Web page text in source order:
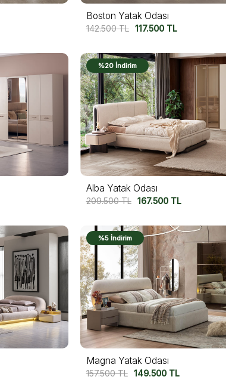
Boston Yatak Odası
142.500TL 117.500TL
%20 İndirim
Alba Yatak Odası
209.500TL 167.500TL
%5 İndirim
Magna Yatak Odası
157.500TL 149.500TL